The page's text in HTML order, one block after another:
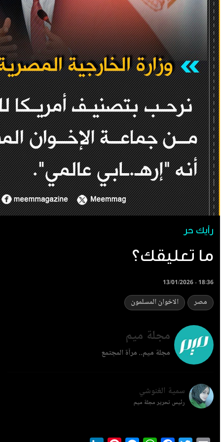
رأيك حر
ما تعليقك؟
13/01/2026 - 18:36
مصر الاخوان المسلمون
مجلة ميم
مجلة ميم.. مرآة المجتمع
سمية الغنوشي
رئيس تحرير مجلة ميم